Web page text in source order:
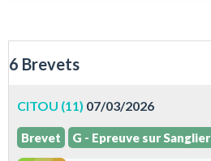
6 Brevets
CITOU (11) 07/03/2026
Brevet G - Epreuve sur Sanglier